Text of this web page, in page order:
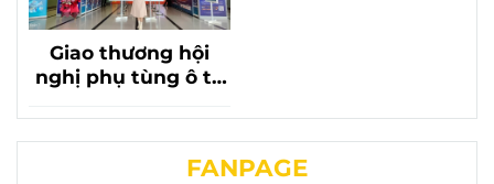
Giao thương hội
nghị phụ tùng ô tô
mặt của phụ tùng
chevrolet liên
FANPAGE